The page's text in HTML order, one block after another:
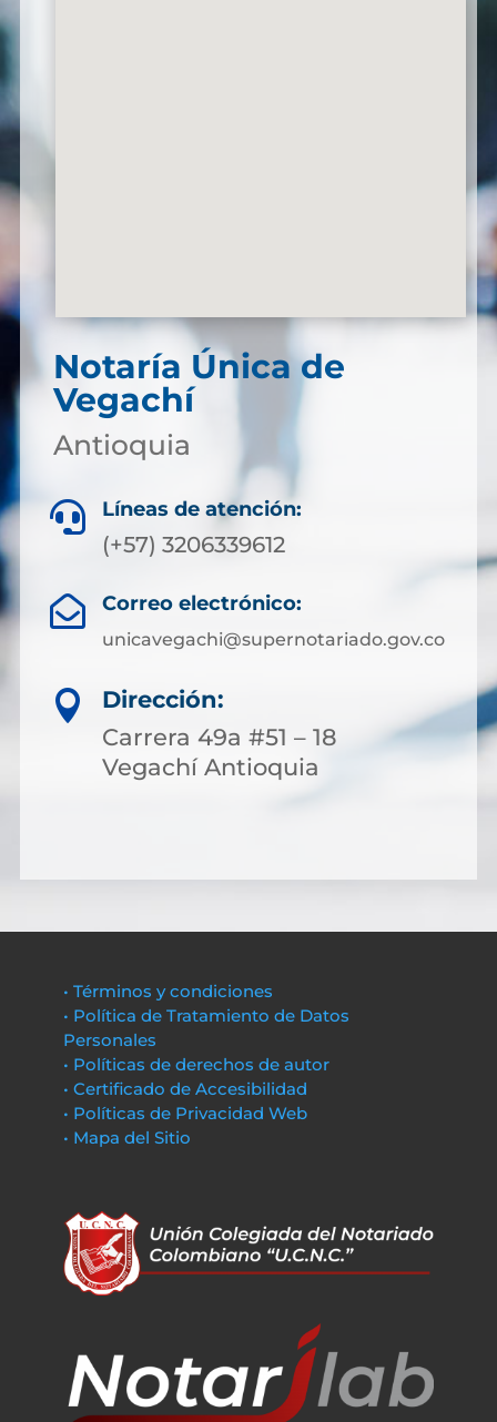
Notaría Única de
Vegachí
Antioquia
 Líneas de atención:
(+57) 3206339612
 Correo electrónico:
unicavegachi@supernotariado.gov.co

Dirección:
Carrera 49a #51 – 18
Vegachí Antioquia
• Términos y condiciones
• Política de Tratamiento de Datos
Personales
• Políticas de derechos de autor
• Certificado de Accesibilidad
• Políticas de Privacidad Web
• Mapa del Sitio